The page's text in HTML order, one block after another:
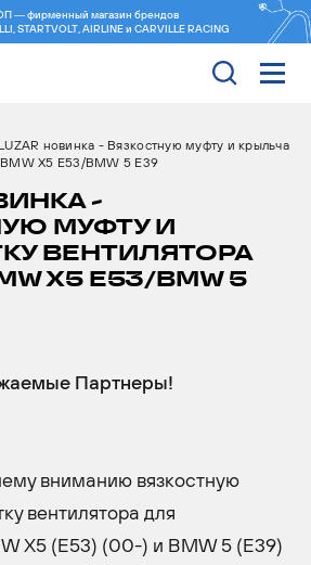
— фирменный магазин брендов
STARTVOLT, AIRLINE и CARVILLE RACING
LUZAR новинка - Вязкостную муфту и крыльча
X5 E53/BMW 5 E39
-
МУФТУ И
ВЕНТИЛЯТОРА
X5 E53/BMW 5
Партнеры!
вниманию вязкостную
вентилятора для
X5 (E53) (00-) и BMW 5 (E39)